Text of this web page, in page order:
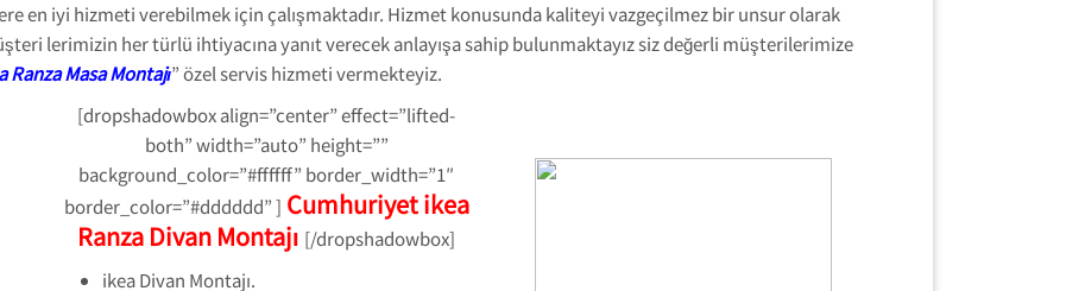
en iyi hizmeti verebilmek için çalışmaktadır. Hizmet konusunda kaliteyi vazgeçilmez bir unsur olarak
lerimizin her türlü ihtiyacına yanıt verecek anlayışa sahip bulunmaktayız siz değerli müşterilerimize
Masa Montajı” özel servis hizmeti vermekteyiz.
[dropshadowbox align=”center” effect=”lifted-
both” width=”auto” height=””
background_color=”#ffffff” border_width=”1″
border_color=”#dddddd” ] Cumhuriyet ikea
Ranza Divan Montajı [/dropshadowbox]
ikea Divan Montajı.